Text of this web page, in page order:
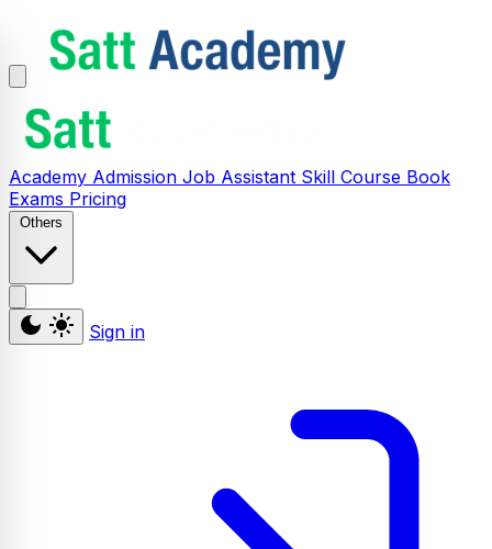
Academy Admission Job Assistant Skill Course Book
Exams Pricing
Others
Sign in